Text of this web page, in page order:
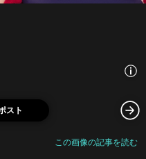
スト
この画像の記事を読む